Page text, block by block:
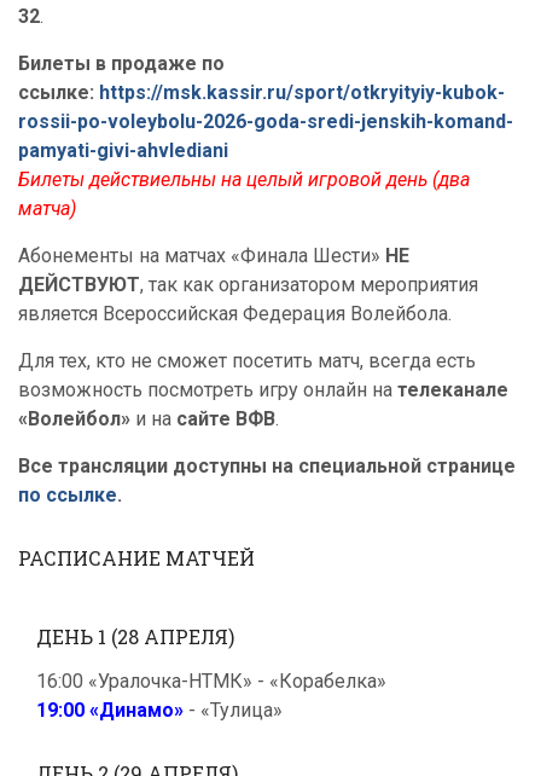
32.
Билеты в продаже по
ссылке: https://msk.kassir.ru/sport/otkryityiy-kubok-
rossii-po-voleybolu-2026-goda-sredi-jenskih-komand-
pamyati-givi-ahvlediani
Билеты действиельны на целый игровой день (два
матча)
Абонементы на матчах «Финала Шести» НЕ
ДЕЙСТВУЮТ, так как организатором мероприятия
является Всероссийская Федерация Волейбола.
Для тех, кто не сможет посетить матч, всегда есть
возможность посмотреть игру онлайн на телеканале
«Волейбол» и на сайте ВФВ.
Все трансляции доступны на специальной странице
по ссылке.
РАСПИСАНИЕ МАТЧЕЙ
ДЕНЬ 1 (28 АПРЕЛЯ)
16:00 «Уралочка-НТМК» - «Корабелка»
19:00 «Динамо» - «Тулица»